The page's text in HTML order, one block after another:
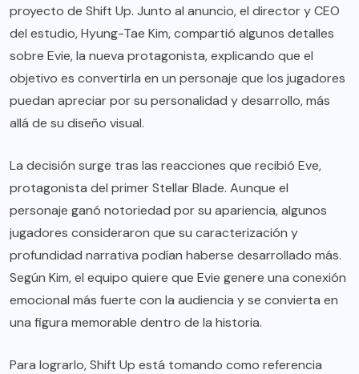
proyecto de Shift Up. Junto al anuncio, el director y CEO
del estudio, Hyung-Tae Kim, compartió algunos detalles
sobre Evie, la nueva protagonista, explicando que el
objetivo es convertirla en un personaje que los jugadores
puedan apreciar por su personalidad y desarrollo, más
allá de su diseño visual.
La decisión surge tras las reacciones que recibió Eve,
protagonista del primer Stellar Blade. Aunque el
personaje ganó notoriedad por su apariencia, algunos
jugadores consideraron que su caracterización y
profundidad narrativa podían haberse desarrollado más.
Según Kim, el equipo quiere que Evie genere una conexión
emocional más fuerte con la audiencia y se convierta en
una figura memorable dentro de la historia.
Para lograrlo, Shift Up está tomando como referencia